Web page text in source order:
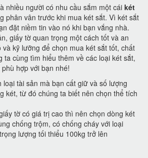
nhiều người có nhu cầu sắm một cái két
phân vân trước khi mua két sắt. Vì két sắt
đặt niềm tin vào nó khi bạn vắng nhà.
giấy tờ quan trọng một cách tốt và an
kỹ lưỡng để chọn mua két sắt tốt, chất
ta cùng tìm hiểu thêm về các loại két sắt,
hợp với bạn nhé!
tài sản mà bạn cất giữ và số lượng
két, từ đó chúng ta biết nên chọn thể tích
tờ có giá trị cao thì nên chọn dòng két
chống trộm, có chống cháy với loại
lượng tối thiểu 100kg trở lên